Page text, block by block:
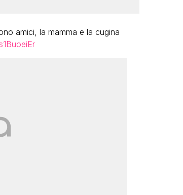
amici, la mamma e la cugina